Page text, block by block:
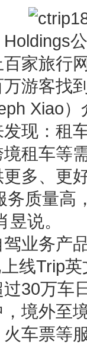
家旅行
游客找
Xiao
现：租
租车等
多、更
务质量高
说。
业务产
线Trip
30万车
境外至
车票等